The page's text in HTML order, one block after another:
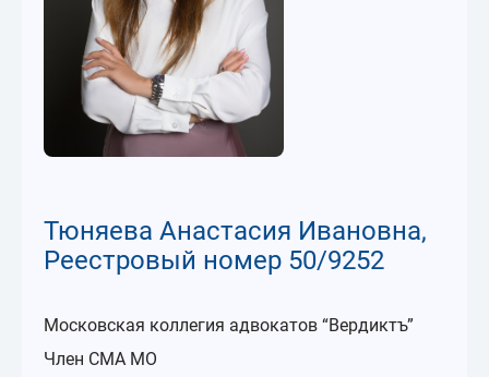
Тюняева Анастасия Ивановна,
Реестровый номер 50/9252
Московская коллегия адвокатов “Вердиктъ”
Член СМА МО